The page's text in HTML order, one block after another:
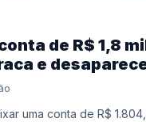
de R$ 1,8
e
uma conta de R$